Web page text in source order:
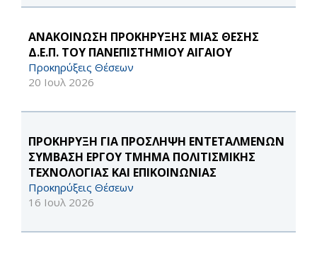
ΑΝΑΚΟΙΝΩΣΗ ΠΡΟΚΗΡΥΞΗΣ ΜΙΑΣ ΘΕΣΗΣ
Δ.Ε.Π. ΤΟΥ ΠΑΝΕΠΙΣΤΗΜΙΟΥ ΑΙΓΑΙΟΥ
Προκηρύξεις Θέσεων
20 Ιουλ 2026
ΠΡΟΚΗΡΥΞΗ ΓΙΑ ΠΡΟΣΛΗΨΗ ΕΝΤΕΤΑΛΜΕΝΩΝ
ΣΥΜΒΑΣΗ ΕΡΓΟΥ ΤΜΗΜΑ ΠΟΛΙΤΙΣΜΙΚΗΣ
ΤΕΧΝΟΛΟΓΙΑΣ ΚΑΙ ΕΠΙΚΟΙΝΩΝΙΑΣ
Προκηρύξεις Θέσεων
16 Ιουλ 2026